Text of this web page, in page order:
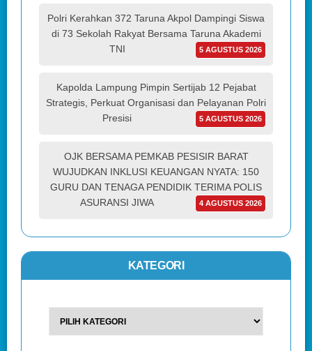
Polri Kerahkan 372 Taruna Akpol Dampingi Siswa
di 73 Sekolah Rakyat Bersama Taruna Akademi
TNI
5 AGUSTUS 2026
Kapolda Lampung Pimpin Sertijab 12 Pejabat
Strategis, Perkuat Organisasi dan Pelayanan Polri
Presisi
5 AGUSTUS 2026
OJK BERSAMA PEMKAB PESISIR BARAT
WUJUDKAN INKLUSI KEUANGAN NYATA: 150
GURU DAN TENAGA PENDIDIK TERIMA POLIS
ASURANSI JIWA
4 AGUSTUS 2026
KATEGORI